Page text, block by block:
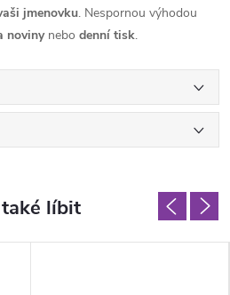
jmenovku. Nespornou výhodou
noviny nebo denní tisk.